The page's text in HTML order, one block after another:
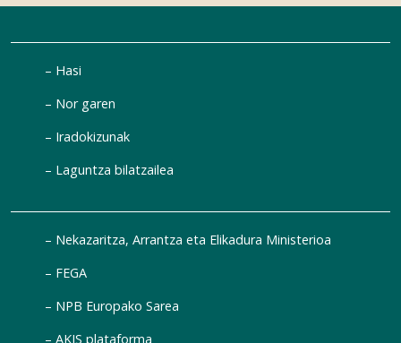
Hasi
Nor garen
Iradokizunak
Laguntza bilatzailea
Nekazaritza, Arrantza eta Elikadura Ministerioa
FEGA
NPB Europako Sarea
AKIS plataforma